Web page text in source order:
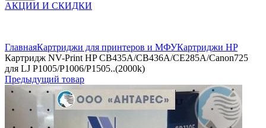
АКЦИИ И СКИДКИ
ГлавнаяКартриджи для принтеров и МФУКартриджи HP
Картридж NV-Print HP CB435A/CB436A/CE285A/Canon725
для LJ P1005/P1006/P1505..(2000k)
Предыдущий товар